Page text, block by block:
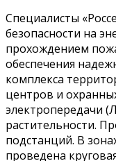
Специалисты
безопасности на
прохождением
обеспечения
комплекса
центров и
электропередачи
растительности.
подстанций. В
проведена